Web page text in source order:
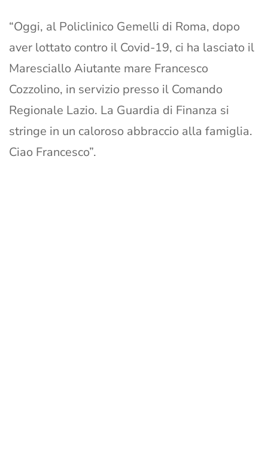
“Oggi, al Policlinico Gemelli di Roma, dopo
aver lottato contro il Covid-19, ci ha lasciato il
Maresciallo Aiutante mare Francesco
Cozzolino, in servizio presso il Comando
Regionale Lazio. La Guardia di Finanza si
stringe in un caloroso abbraccio alla famiglia.
Ciao Francesco”.